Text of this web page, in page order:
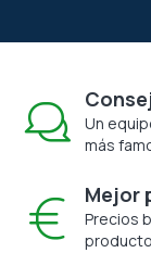
Un
más
Mejor
Precios